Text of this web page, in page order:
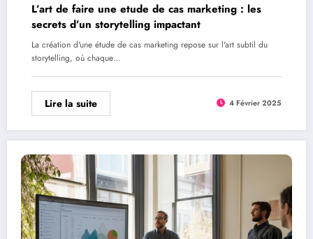
L’art de faire une etude de cas marketing : les
secrets d’un storytelling impactant
La création d'une étude de cas marketing repose sur l'art subtil du
storytelling, où chaque…
Lire la suite 4 Février 2025